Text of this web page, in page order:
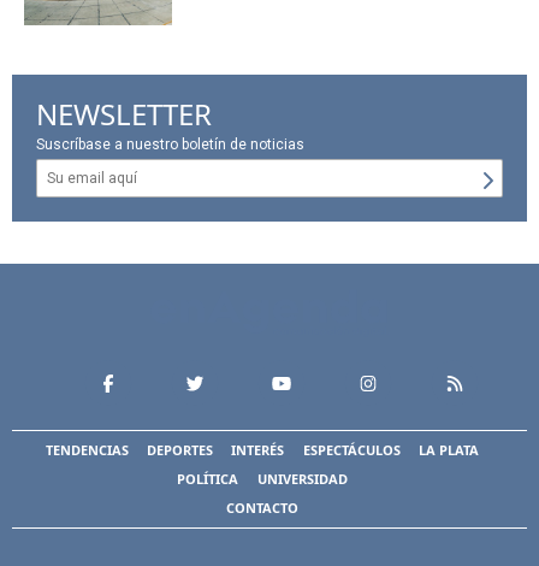
NEWSLETTER
Suscríbase a nuestro boletín de noticias
TENDENCIAS DEPORTES INTERÉS ESPECTÁCULOS
LA PLATA
POLÍTICA
UNIVERSIDAD
CONTACTO